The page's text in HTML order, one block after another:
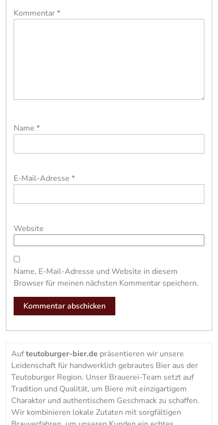
Kommentar*
Name *
E-Mail-Adresse *
Website
Name, E-Mail-Adresse und Website in diesem
Browser für meinen nächsten Kommentar speichern.
Aufteutoburger-bier.de präsentieren wir unsere
Leidenschaft für handwerklich gebrautes Bier aus der
Teutoburger Region. Unser Brauerei-Team setzt auf
Tradition und Qualität, um Biere mit einzigartigem
Charakter und authentischem Geschmack zu schaffen.
Wir kombinieren lokale Zutaten mit sorgfältigen